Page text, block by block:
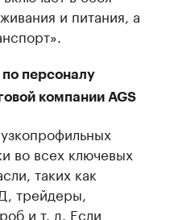
и питания, а
персоналу
компании AGS
во всех ключевых
таких как
трейдеры,
и т. д. Если